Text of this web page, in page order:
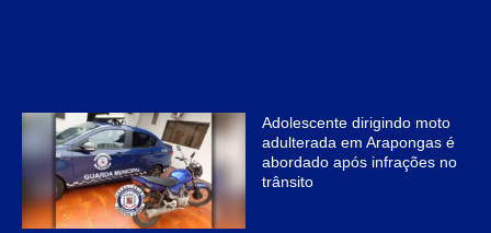
Adolescente dirigindo moto
adulterada em Arapongas é
abordado após infrações no
trânsito